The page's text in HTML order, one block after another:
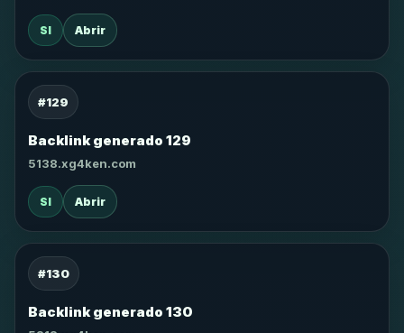
SI Abrir
#129
Backlink generado 129
5138.xg4ken.com
SI Abrir
#130
Backlink generado 130